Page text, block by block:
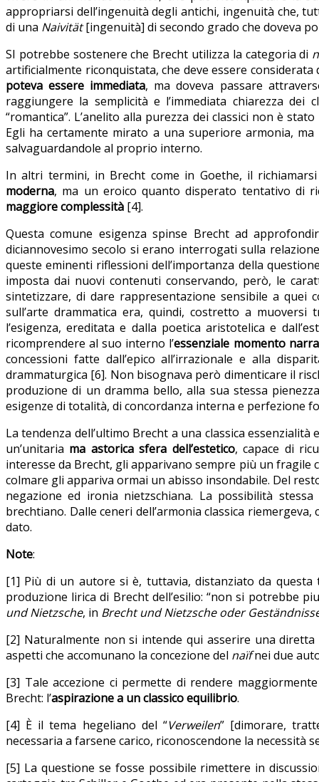
appropriarsi dell’ingenuità degli antichi, ingenuità che,
di una Naivität[ingenuità] di secondo grado che doveva
SI potrebbe sostenere che Brecht utilizza la categoria di
artificialmente riconquistata, che deve essere considerata
poteva essere immediata, ma doveva passare
raggiungere la semplicità e l’immediata chiarezza
“romantica”. L’anelito alla purezza dei classici non è
Egli ha certamente mirato a una superiore armonia,
salvaguardandole al proprio interno.
In altri termini, in Brecht come in Goethe, il
moderna, ma un eroico quanto disperato tentativo di
maggiore complessità [4].
Questa comune esigenza spinse Brecht ad
diciannovesimo secolo si erano interrogati sulla
queste eminenti riflessioni dell’importanza della
imposta dai nuovi contenuti conservando, però, le
sintetizzare, di dare rappresentazione sensibile a quei
sull’arte drammatica era, quindi, costretto a
l’esigenza, ereditata e dalla poetica aristotelica e
ricomprendere al suo interno l’essenziale momento
concessioni fatte dall’epico all’irrazionale e alla
drammaturgica [6]. Non bisognava però dimenticare il
produzione di un dramma bello, alla sua stessa
esigenze di totalità, di concordanza interna e perfezione
La tendenza dell’ultimo Brecht a una classica
un’unitaria ma astorica sfera dell’estetico, capace di
interesse da Brecht, gli apparivano sempre più un
colmare gli appariva ormai un abisso insondabile. Del
negazione ed ironia nietzschiana. La possibilità
brechtiano. Dalle ceneri dell’armonia classica
dato.
Note:
[1] Più di un autore si è, tuttavia, distanziato da
produzione lirica di Brecht dell’esilio: “non si potrebbe
und Nietzsche, in Brecht und Nietzsche oder
[2] Naturalmente non si intende qui asserire una
aspetti che accomunano la concezione del naïfnei due
[3] Tale accezione ci permette di rendere
Brecht: l’aspirazione a un classico equilibrio.
[4] È il tema hegeliano del “Verweilen” [dimorare,
necessaria a farsene carico, riconoscendone la necessità
[5] La questione se fosse possibile rimettere in